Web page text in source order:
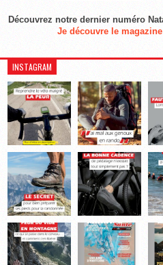
Découvrez notre dernier numéro
Je découvre le magazine
INSTAGRAM